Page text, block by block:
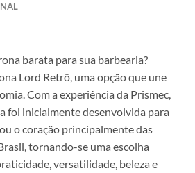
barata para sua barbearia?
Lord Retrô, uma opção que une
Com a experiência da Prismec,
foi inicialmente desenvolvida para
o coração principalmente das
tornando-se uma escolha
versatilidade, beleza e